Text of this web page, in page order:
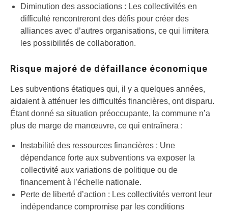
Diminution des associations : Les collectivités en
difficulté rencontreront des défis pour créer des
alliances avec d’autres organisations, ce qui limitera
les possibilités de collaboration.
Risque majoré de défaillance économique
Les subventions étatiques qui, il y a quelques années,
aidaient à atténuer les difficultés financières, ont disparu.
Étant donné sa situation préoccupante, la commune n’a
plus de marge de manœuvre, ce qui entraînera :
Instabilité des ressources financières : Une
dépendance forte aux subventions va exposer la
collectivité aux variations de politique ou de
financement à l’échelle nationale.
Perte de liberté d’action : Les collectivités verront leur
indépendance compromise par les conditions